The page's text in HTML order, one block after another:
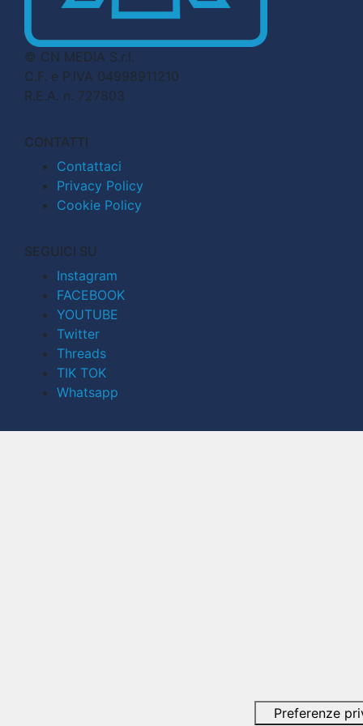
© CN MEDIA S.r.l.
C.F. e P.IVA 04998911210
R.E.A. n. 727803
CONTATTI
Contattaci
Privacy Policy
Cookie Policy
SEGUICI SU
Instagram
FACEBOOK
YOUTUBE
Twitter
Threads
TIK TOK
Whatsapp